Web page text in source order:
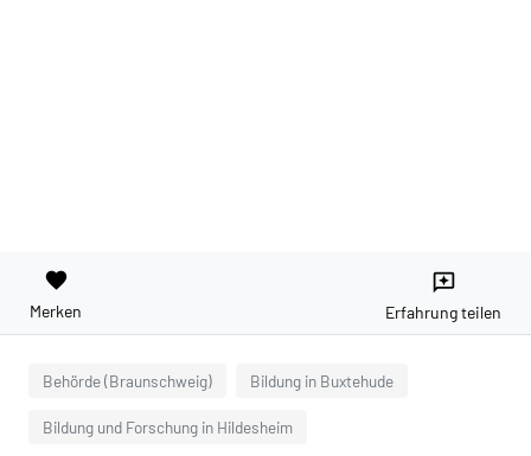
favorite
Merken
reviews
Erfahrung teilen
Behörde (Braunschweig) Bildung in Buxtehude
Bildung und Forschung in Hildesheim